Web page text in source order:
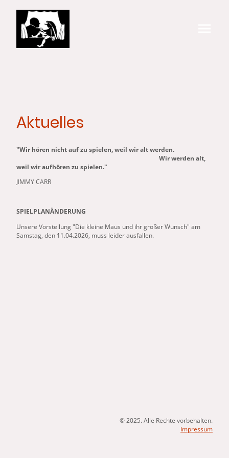
Aktuelles
"Wir hören nicht auf zu spielen, weil wir alt werden.
Wir werden alt,
weil wir aufhören zu spielen."
JIMMY CARR
SPIELPLANÄNDERUNG
Unsere Vorstellung "Die kleine Maus und ihr großer Wunsch" am
Samstag, den 11.04.2026, muss leider ausfallen.
© 2025. Alle Rechte vorbehalten.
Impressum